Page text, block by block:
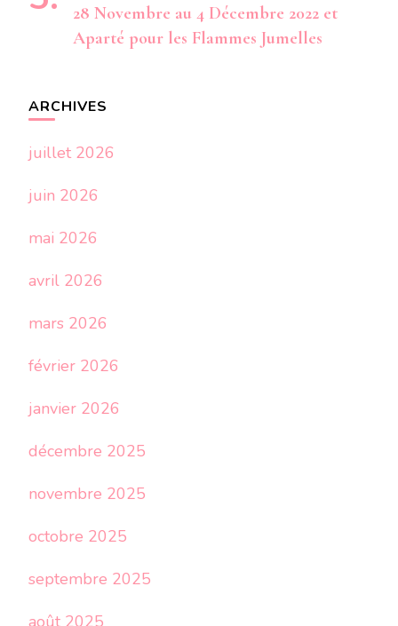
28 Novembre au 4 Décembre 2022 et
Aparté pour les Flammes Jumelles
ARCHIVES
juillet 2026
juin 2026
mai 2026
avril 2026
mars 2026
février 2026
janvier 2026
décembre 2025
novembre 2025
octobre 2025
septembre 2025
août 2025